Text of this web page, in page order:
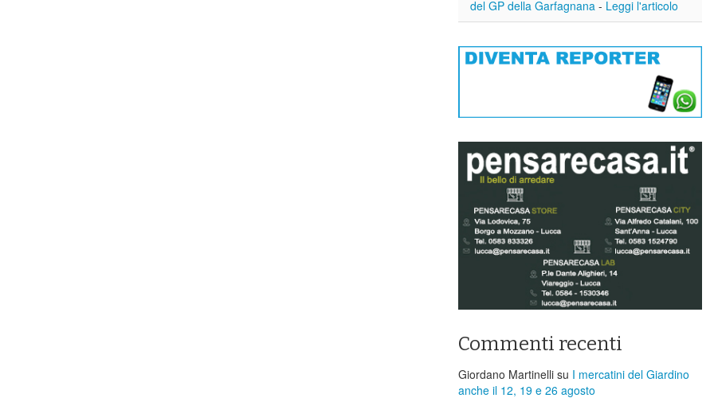
del GP della Garfagnana - Leggi l'articolo
Commenti recenti
Giordano Martinelli su I mercatini del Giardino
anche il 12, 19 e 26 agosto